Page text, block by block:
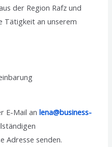
der Region Rafz und
Tätigkeit an unserem
E-Mail anlena@business-
Adresse senden.